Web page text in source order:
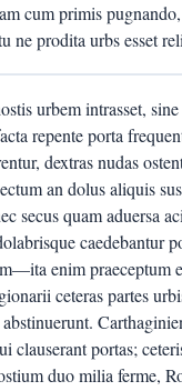
cum primis
ne prodita urbs esset
urbem intrasset,
repente porta
dextras nudas
an dolus aliquis
secus quam aduersa
caedebantur
enim
ceteras partes
clauserant portas;
duo milia ferme,